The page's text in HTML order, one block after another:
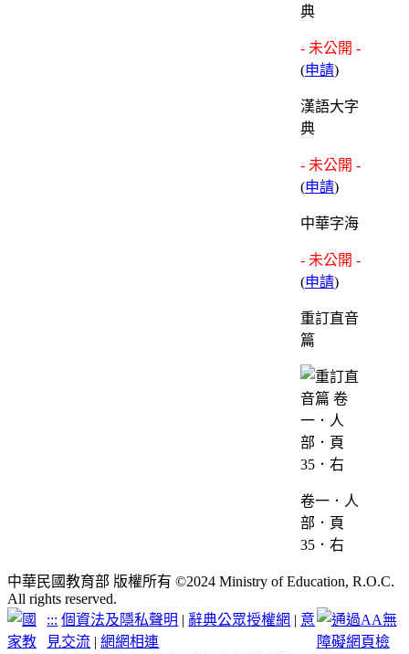
典
- 未公開 -
(申請)
漢語大字
典
- 未公開 -
(申請)
中華字海
- 未公開 -
(申請)
重訂直音
篇
卷一．人
部．頁
35．右
中華民國教育部 版權所有 ©2024 Ministry of Education, R.O.C.
All rights reserved.
::: 個資法及隱私聲明 | 辭典公眾授權網 | 意
見交流 |網網相連